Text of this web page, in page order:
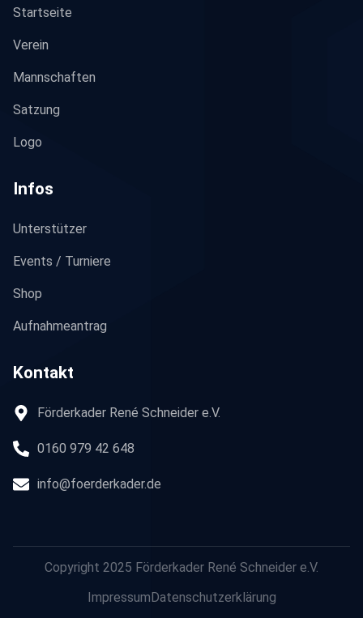
Startseite
Verein
Mannschaften
Satzung
Logo
Infos
Unterstützer
Events / Turniere
Shop
Aufnahmeantrag
Kontakt
Förderkader René Schneider e.V.
0160 979 42 648
info@foerderkader.de
Copyright 2025 Förderkader René Schneider e.V.
ImpressumDatenschutzerklärung